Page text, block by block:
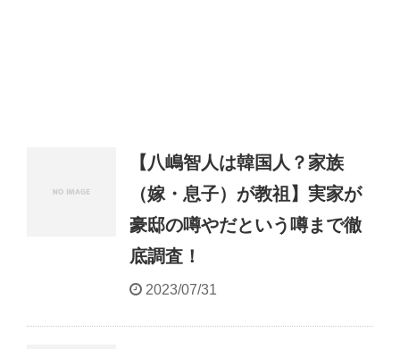
【八嶋智人は韓国人？家族
（嫁・息子）が教祖】実家が
豪邸の噂やだという噂まで徹
底調査！
2023/07/31